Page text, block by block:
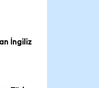
İngiliz